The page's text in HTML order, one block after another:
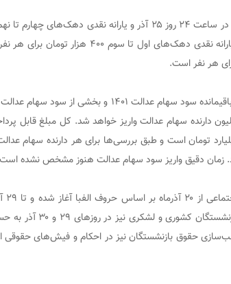
یارانه نقدی دهک‌های اول تا سوم در ساعت ۲۴ روز ۲۵ آذر و یارانه نقدی دهک‌های
۲۴ روز ۳۰ آذر واریز خواهد شد. یارانه نقدی دهک‌های اول تا سوم ۴۰۰
شب یلدا به حساب ۴۹ میلیون دارنده سهام عدالت واریز خواهد شد. کل مبلغ قابل
عدالت ۲۵ هزار میلیارد تومان است و طبق بررسی‌ها برای هر دارنده سهام
واریز
خواهد داشت. همچنین حقوق بازنشستگان کشوری
حقوق بازنشستگان نیز در احکام و فیش‌های حقوقی